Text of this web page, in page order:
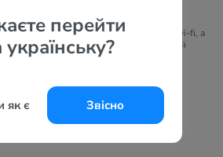
перейти
українську?
як є Звісно
балкон или терраса, бесплатный wi-fi, а
кухня, обеденный стол и гостиный
кондиционер, ванная комната.
8200-912 Albufeira, Portugal